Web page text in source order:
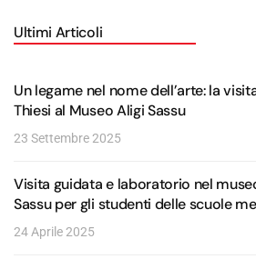
Ultimi Articoli
Un legame nel nome dell’arte: la
Thiesi al Museo Aligi Sassu
23 Settembre 2025
Visita guidata e laboratorio nel
Sassu per gli studenti delle scuole
24 Aprile 2025